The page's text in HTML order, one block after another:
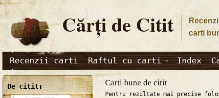
Cărţi de Citit
carti
Recenzii carti Raftul cu carti Index
De citit: Carti bune de citit
Pentru rezultate mai precise